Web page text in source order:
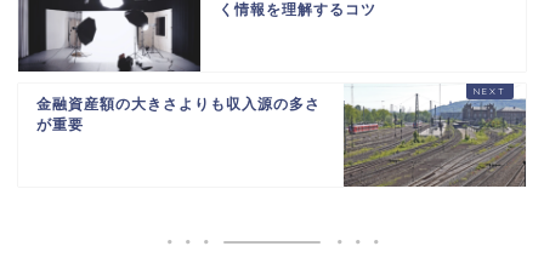
く情報を理解するコツ
金融資産額の大きさよりも収入源の多さ
が重要